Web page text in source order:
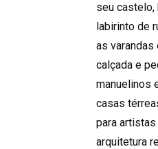
seu castelo,
labirinto de
as varandas
calçada e
manuelinos
casas
para
arquitetura